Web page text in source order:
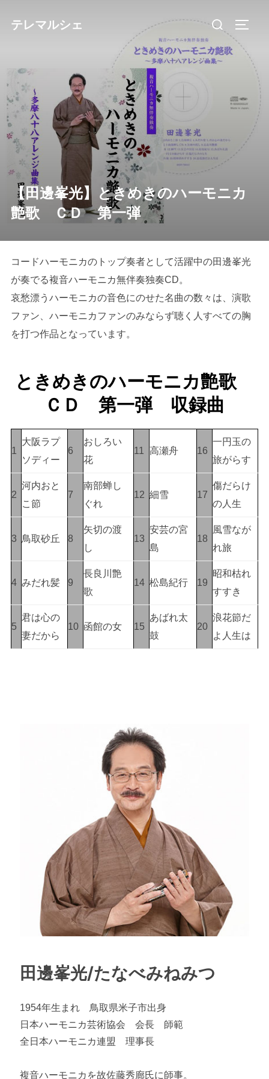
ス
キ
ッ
テレマルシェ
検
対
【田邊峯光】ときめきのハーモニカ
艶歌 ＣＤ 第一弾
コードハーモニカのトップ奏者として活躍中の田邊峯光
が奏でる複音ハーモニカ無伴奏独奏CD。
哀愁漂うハーモニカの音色にのせた名曲の数々は、演歌
ファン、ハーモニカファンのみならず聴く人すべての胸
を打つ作品となっています。
ときめきのハーモニカ艶歌
ＣＤ 第一弾 収録曲
1
大阪ラプ
ソディー
6
おしろい
花
11 高瀬舟 16
一円玉の
旅がらす
2
河内おと
こ節
7
南部蝉し
ぐれ
12 細雪 17
傷だらけ
の人生
3 鳥取砂丘 8
矢切の渡
し
13
安芸の宮
島
18
風雪なが
れ旅
4 みだれ髪 9
長良川艶
歌
14 松島紀行 19
昭和枯れ
すすき
5
君は心の
妻だから
10 函館の女 15
あばれ太
鼓
20
浪花節だ
よ人生は
田邊峯光/たなべみねみつ
1954年生まれ 鳥取県米子市出身
日本ハーモニカ芸術協会 会長 師範
全日本ハーモニカ連盟 理事長
複音ハーモニカを故佐藤秀廊氏に師事。